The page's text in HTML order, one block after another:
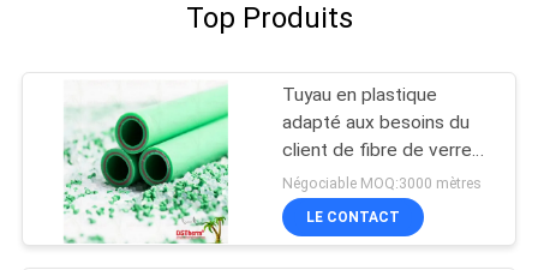
Top Produits
Tuyau en plastique
adapté aux besoins du
client de fibre de verre
de PPR, tuyau d'eau
chaude en plastique sûr
fiable
Négociable MOQ:3000 mètres
LE CONTACT